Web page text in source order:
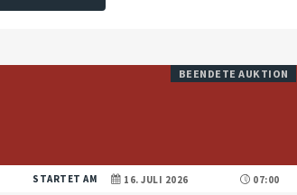
BEENDETE AUKTION
STARTET AM 16. JULI 2026 07:00